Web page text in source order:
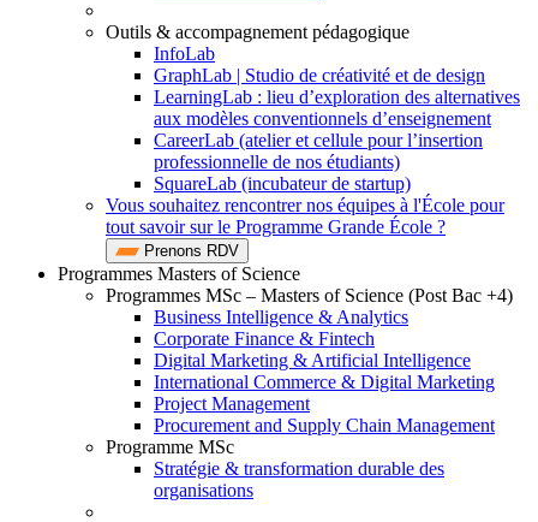
Outils & accompagnement pédagogique
InfoLab
GraphLab | Studio de créativité et de design
LearningLab : lieu d’exploration des alternatives
aux modèles conventionnels d’enseignement
CareerLab (atelier et cellule pour l’insertion
professionnelle de nos étudiants)
SquareLab (incubateur de startup)
Vous souhaitez rencontrer nos équipes à l'École pour
tout savoir sur le Programme Grande École ?
Prenons RDV
Programmes Masters of Science
Programmes MSc – Masters of Science (Post Bac +4)
Business Intelligence & Analytics
Corporate Finance & Fintech
Digital Marketing & Artificial Intelligence
International Commerce & Digital Marketing
Project Management
Procurement and Supply Chain Management
Programme MSc
Stratégie & transformation durable des
organisations